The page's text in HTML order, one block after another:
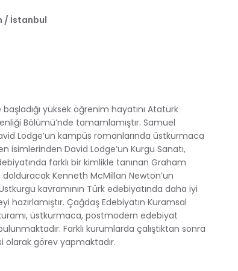
/ İstanbul
yüksek öğrenim hayatını Atatürk
Bölümü’nde tamamlamıştır. Samuel
Lodge’un kampüs romanlarında üstkurmaca
isimlerinden David Lodge’un Kurgu Sanatı,
farklı bir kimlikle tanınan Graham
Kenneth McMillan Newton’un
kavramının Türk edebiyatında daha iyi
hazırlamıştır. Çağdaş Edebiyatın Kuramsal
üstkurmaca, postmodern edebiyat
Farklı kurumlarda çalıştıktan sonra
olarak görev yapmaktadır.